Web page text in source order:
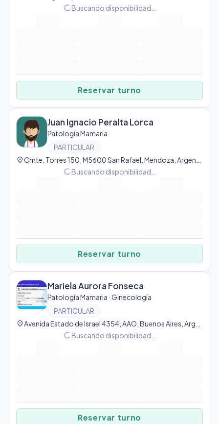
progress_activityBuscando disponibilidad…
Reservar turno
Juan Ignacio Peralta Lorca
Patología Mamaria
PARTICULAR
location_on
progress_activityBuscando disponibilidad…
Reservar turno
Mariela Aurora Fonseca
Patología Mamaria · Ginecología
PARTICULAR
location_on
progress_activityBuscando disponibilidad…
Reservar turno